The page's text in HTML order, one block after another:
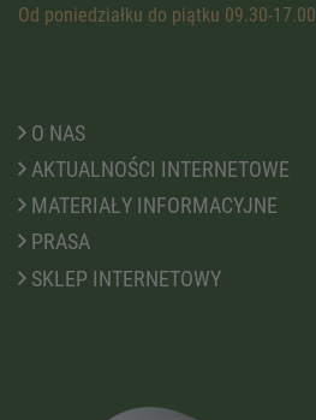
Od poniedziałku do piątku 09.30-17.00
O NAS
AKTUALNOŚCI INTERNETOWE
MATERIAŁY INFORMACYJNE
PRASA
SKLEP INTERNETOWY